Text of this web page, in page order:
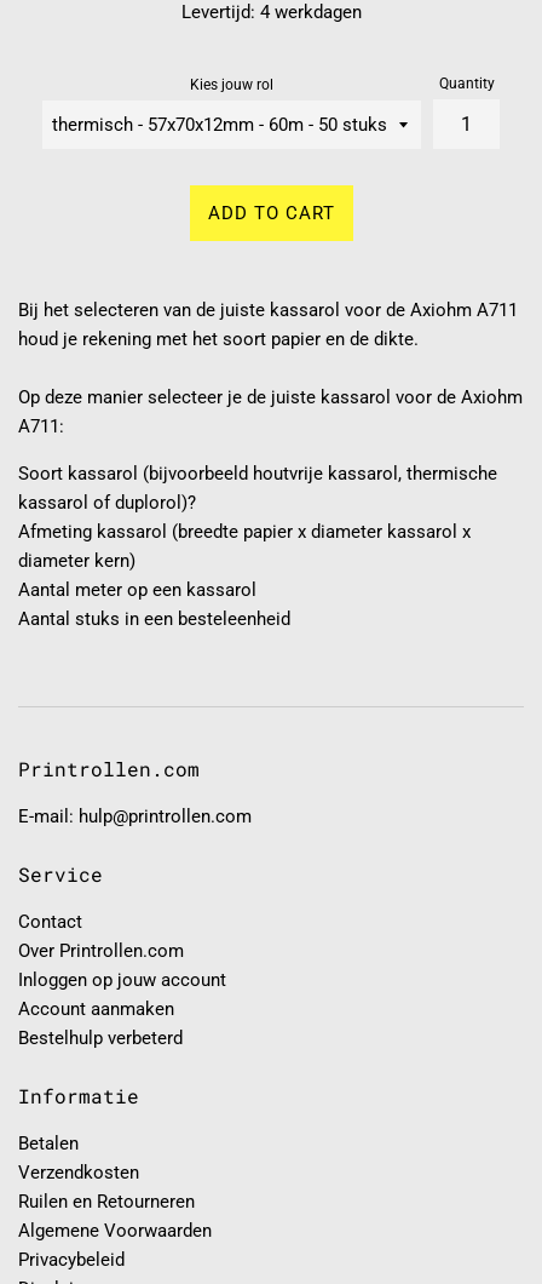
Levertijd: 4 werkdagen
Kies jouw rol Quantity
ADD TO CART
Bij het selecteren van de juiste kassarol voor de Axiohm A711
houd je rekening met het soort papier en de dikte.
Op deze manier selecteer je de juiste kassarol voor de Axiohm
A711:
Soort kassarol (bijvoorbeeld houtvrije kassarol, thermische
kassarol of duplorol)?
Afmeting kassarol (breedte papier x diameter kassarol x
diameter kern)
Aantal meter op een kassarol
Aantal stuks in een besteleenheid
Printrollen.com
E-mail: hulp@printrollen.com
Service
Contact
Over Printrollen.com
Inloggen op jouw account
Account aanmaken
Bestelhulp verbeterd
Informatie
Betalen
Verzendkosten
Ruilen en Retourneren
Algemene Voorwaarden
Privacybeleid